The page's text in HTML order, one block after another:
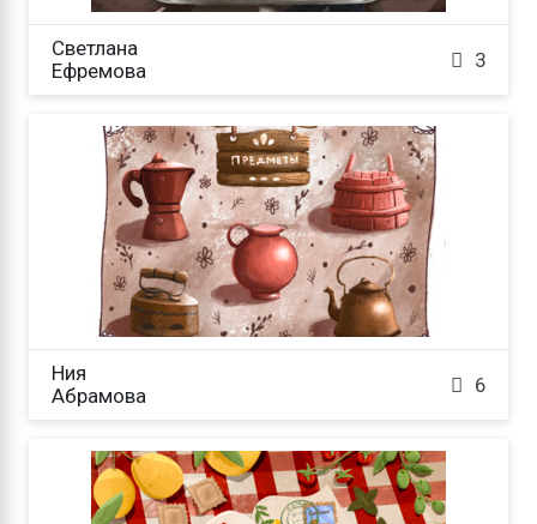
Светлана
Ефремова
3
Ния
Абрамова
6